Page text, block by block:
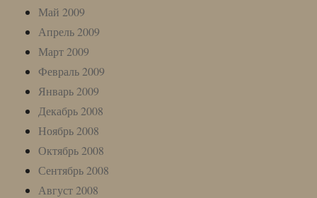
Май 2009
Апрель 2009
Март 2009
Февраль 2009
Январь 2009
Декабрь 2008
Ноябрь 2008
Октябрь 2008
Сентябрь 2008
Август 2008